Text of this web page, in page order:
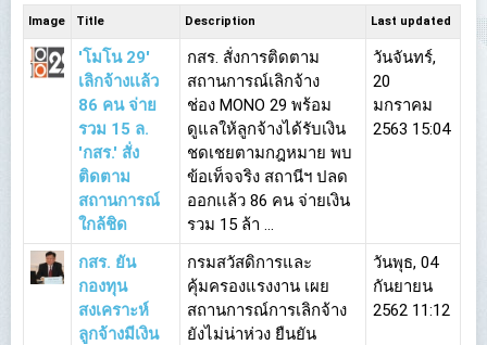
Image Title Description Last updated
'โมโน 29'
เลิกจ้างเเล้ว
86 คน จ่าย
รวม 15 ล.
'กสร.' สั่ง
ติดตาม
สถานการณ์
ใกล้ชิด
กสร. สั่งการติดตาม
สถานการณ์เลิกจ้าง
ช่อง MONO 29 พร้อม
ดูแลให้ลูกจ้างได้รับเงิน
ชดเชยตามกฎหมาย พบ
ข้อเท็จจริง สถานีฯ ปลด
ออกเเล้ว 86 คน จ่ายเงิน
รวม 15 ล้า ...
วันจันทร์,
20
มกราคม
2563 15:04
กสร. ยัน
กองทุน
สงเคราะห์
ลูกจ้างมีเงิน
กรมสวัสดิการและ
คุ้มครองแรงงาน เผย
สถานการณ์การเลิกจ้าง
ยังไม่น่าห่วง ยืนยัน
วันพุธ, 04
กันยายน
2562 11:12